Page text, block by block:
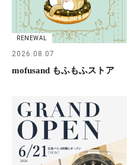
RENEWAL
2026.08.07
mofusand もふもふストア